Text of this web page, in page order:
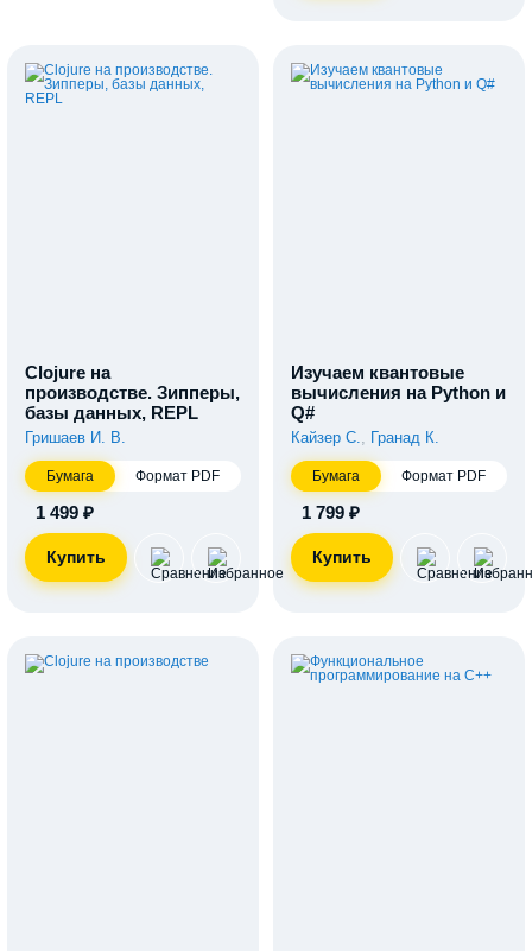
Clojure на
производстве. Зипперы,
базы данных, REPL
Гришаев И. В.
Бумага Формат PDF
1 499 ₽
Изучаем квантовые
вычисления на Python и
Q#
Кайзер С. Гранад К.
Бумага Формат PDF
1 799 ₽